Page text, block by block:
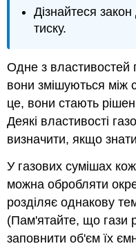
Дізнайтеся
тиску.
Одне з властивостей
вони змішуються між
це, вони стають
Деякі властивості
визначити, якщо
У газових сумішах
можна обробляти
розділяє однакову
(Пам'ятайте, що
заповнити об'єм їх